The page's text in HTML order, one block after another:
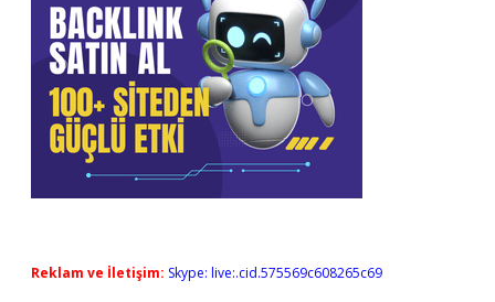
Reklam ve İletişim: Skype: live:.cid.575569c608265c69